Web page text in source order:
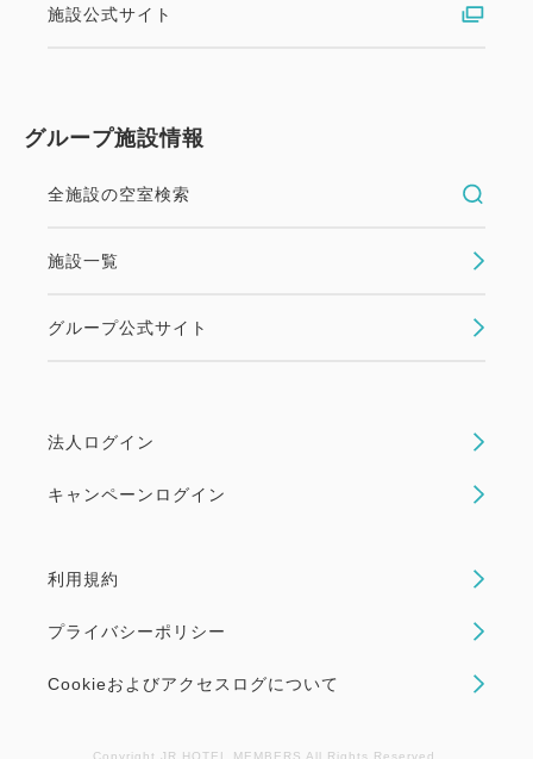
施設公式サイト
グループ施設情報
全施設の空室検索
施設一覧
グループ公式サイト
法人ログイン
キャンペーンログイン
利用規約
プライバシーポリシー
Cookieおよびアクセスログについて
Copyright JR HOTEL MEMBERS All Rights Reserved.